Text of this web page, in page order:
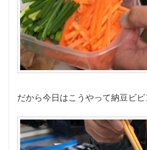
だから今日はこうやって納豆ビ